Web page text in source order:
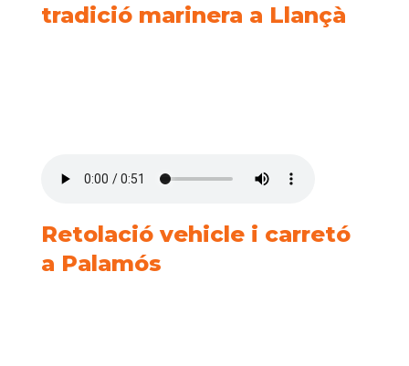
tradició marinera a Llançà
Retolació vehicle i carretó
a Palamós